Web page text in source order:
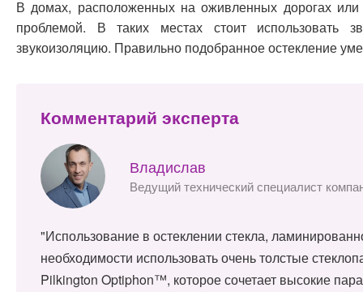
В домах, расположенных на оживленных дорогах
проблемой. В таких местах стоит использовать
звукоизоляцию. Правильно подобранное остекление
Комментарий эксперта
Владислав
Ведущий технический специалист
"Использование в остеклении стекла,
необходимости использовать очень толстые
Pilkington Optiphon™, которое сочетает высокие